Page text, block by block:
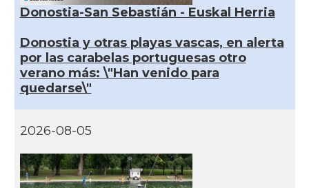
Donostia-San Sebastián - Euskal Herria
Donostia y otras playas vascas, en alerta
por las carabelas portuguesas otro
verano más: \"Han venido para
quedarse\"
2026-08-05